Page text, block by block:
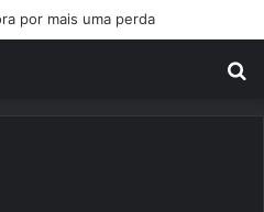
por mais uma perda